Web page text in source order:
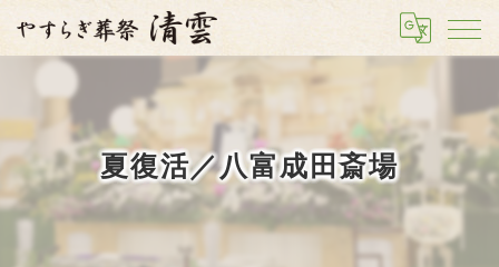
夏復活／八富成田斎場